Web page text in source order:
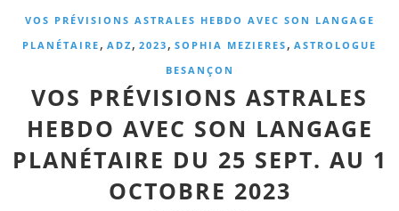
VOS PRÉVISIONS ASTRALES HEBDO AVEC SON LANGAGE
PLANÉTAIRE , ADZ , 2023 , SOPHIA MEZIERES , ASTROLOGUE
BESANÇON
VOS PRÉVISIONS ASTRALES
HEBDO AVEC SON LANGAGE
PLANÉTAIRE DU 25 SEPT. AU 1
OCTOBRE 2023